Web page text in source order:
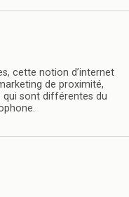
cette notion d’internet
de proximité,
sont différentes du